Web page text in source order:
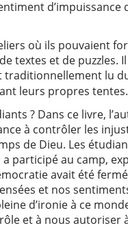
d’impuissance
où ils pouvaient
textes et de puzzles.
traditionnellement lu
leurs propres tentes.
? Dans ce livre,
à contrôler les
de Dieu. Les
participé au camp,
avait été
et nos
d’ironie à ce
et à nous autoriser